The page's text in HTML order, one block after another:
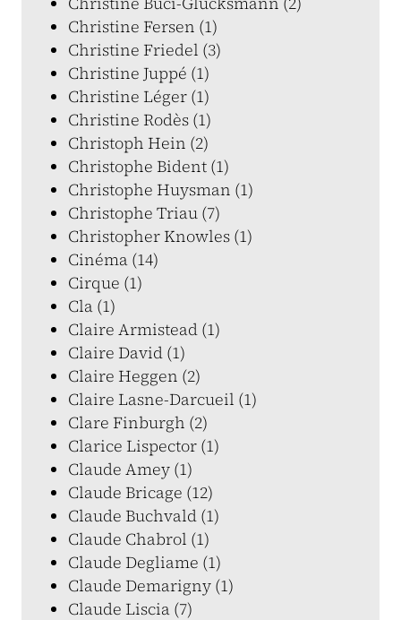
Christine Fersen (1)
Christine Friedel (3)
Christine Juppé (1)
Christine Léger (1)
Christine Rodès (1)
Christoph Hein (2)
Christophe Bident (1)
Christophe Huysman (1)
Christophe Triau (7)
Christopher Knowles (1)
Cinéma (14)
Cirque (1)
Cla (1)
Claire Armistead (1)
Claire David (1)
Claire Heggen (2)
Claire Lasne-Darcueil (1)
Clare Finburgh (2)
Clarice Lispector (1)
Claude Amey (1)
Claude Bricage (12)
Claude Buchvald (1)
Claude Chabrol (1)
Claude Degliame (1)
Claude Demarigny (1)
Claude Liscia (7)